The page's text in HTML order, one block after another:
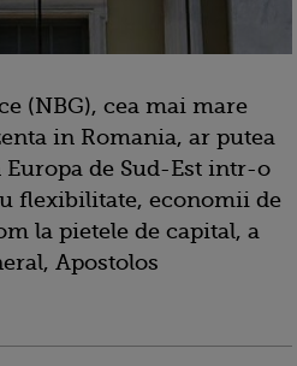
(NBG), cea mai mare
in Romania, ar putea
de Sud-Est intr-o
flexibilitate, economii de
la pietele de capital, a
Apostolos